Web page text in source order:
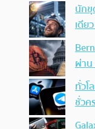
นักขุ
เดีย
ผ่าน
ทั่วโ
ชั่วค